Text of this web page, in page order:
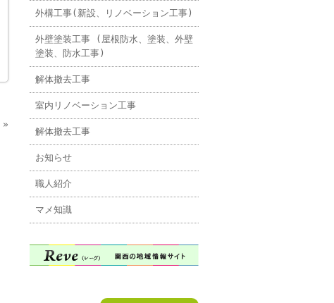
»
外構工事(新設、リノベーション工事)
外壁塗装工事 (屋根防水、塗装、外壁
塗装、防水工事)
解体撤去工事
室内リノベーション工事
解体撤去工事
お知らせ
職人紹介
マメ知識